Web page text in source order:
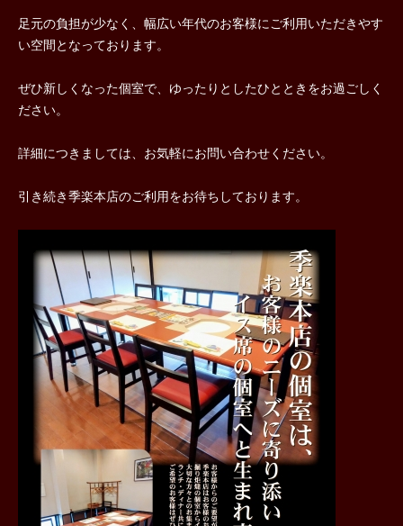
足元の負担が少なく、幅広い年代のお客様にご利用いただきやす
い空間となっております。
ぜひ新しくなった個室で、ゆったりとしたひとときをお過ごしく
ださい。
詳細につきましては、お気軽にお問い合わせください。
引き続き季楽本店のご利用をお待ちしております。